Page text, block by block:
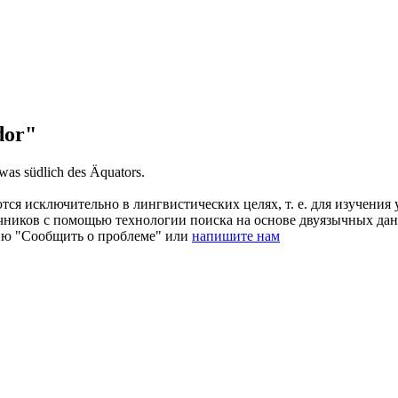
südlich des Äquators.
исключительно в лингвистических целях, т. е. для
с помощью технологии поиска на основе двуязычных
"Сообщить о проблеме" или напишите нам